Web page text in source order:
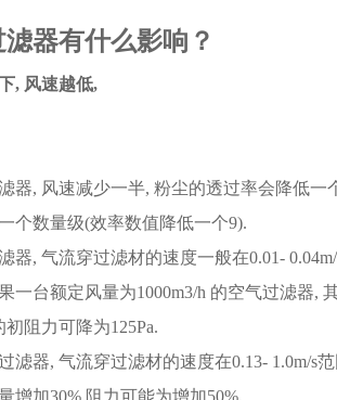
器有什么影响？
, 风速越低,
, 风速减少一半, 粉尘的透过率会降低一
个数量级(效率数值降低一个9).
, 气流穿过滤材的速度一般在0.01-
一台额定风量为1000m3/h 的空气过滤器,
阻力可降为125Pa.
器, 气流穿过滤材的速度在0.13- 1.0m/s